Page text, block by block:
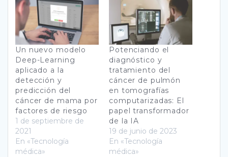
Un nuevo modelo
Deep-Learning
aplicado a la
detección y
predicción del
cáncer de mama por
factores de riesgo
1 de septiembre de
2021
En «Tecnología
médica»
Potenciando el
diagnóstico y
tratamiento del
cáncer de pulmón
en tomografías
computarizadas: El
papel transformador
de la IA
19 de junio de 2023
En «Tecnología
médica»